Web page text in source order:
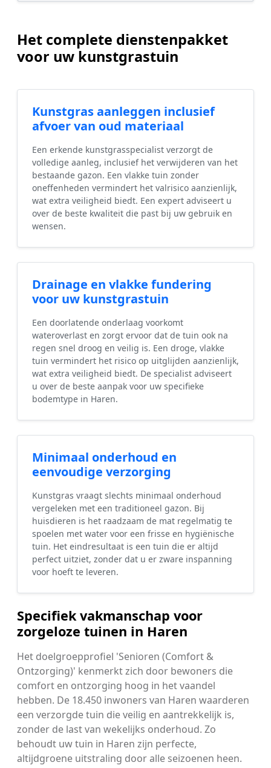
Het complete dienstenpakket
voor uw kunstgrastuin
Kunstgras aanleggen inclusief
afvoer van oud materiaal
Een erkende kunstgrasspecialist verzorgt de
volledige aanleg, inclusief het verwijderen van het
bestaande gazon. Een vlakke tuin zonder
oneffenheden vermindert het valrisico aanzienlijk,
wat extra veiligheid biedt. Een expert adviseert u
over de beste kwaliteit die past bij uw gebruik en
wensen.
Drainage en vlakke fundering
voor uw kunstgrastuin
Een doorlatende onderlaag voorkomt
wateroverlast en zorgt ervoor dat de tuin ook na
regen snel droog en veilig is. Een droge, vlakke
tuin vermindert het risico op uitglijden aanzienlijk,
wat extra veiligheid biedt. De specialist adviseert
u over de beste aanpak voor uw specifieke
bodemtype in Haren.
Minimaal onderhoud en
eenvoudige verzorging
Kunstgras vraagt slechts minimaal onderhoud
vergeleken met een traditioneel gazon. Bij
huisdieren is het raadzaam de mat regelmatig te
spoelen met water voor een frisse en hygiënische
tuin. Het eindresultaat is een tuin die er altijd
perfect uitziet, zonder dat u er zware inspanning
voor hoeft te leveren.
Specifiek vakmanschap voor
zorgeloze tuinen in Haren
Het doelgroepprofiel 'Senioren (Comfort &
Ontzorging)' kenmerkt zich door bewoners die
comfort en ontzorging hoog in het vaandel
hebben. De 18.450 inwoners van Haren waarderen
een verzorgde tuin die veilig en aantrekkelijk is,
zonder de last van wekelijks onderhoud. Zo
behoudt uw tuin in Haren zijn perfecte,
altijdgroene uitstraling door alle seizoenen heen.